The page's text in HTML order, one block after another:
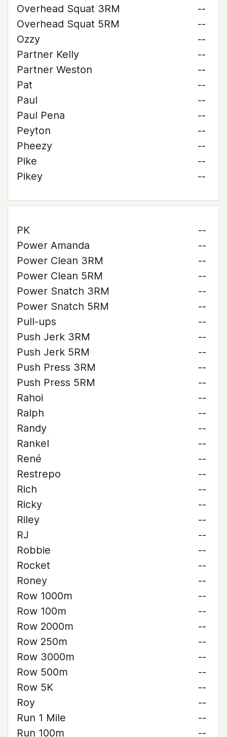
Overhead Squat 3RM
--
Overhead Squat 5RM
--
Ozzy
--
Partner Kelly
--
Partner Weston
--
Pat
--
Paul
--
Paul Pena
--
Peyton
--
Pheezy
--
Pike
--
Pikey
--
PK
--
Power Amanda
--
Power Clean 3RM
--
Power Clean 5RM
--
Power Snatch 3RM
--
Power Snatch 5RM
--
Pull-ups
--
Push Jerk 3RM
--
Push Jerk 5RM
--
Push Press 3RM
--
Push Press 5RM
--
Rahoi
--
Ralph
--
Randy
--
Rankel
--
René
--
Restrepo
--
Rich
--
Ricky
--
Riley
--
RJ
--
Robbie
--
Rocket
--
Roney
--
Row 1000m
--
Row 100m
--
Row 2000m
--
Row 250m
--
Row 3000m
--
Row 500m
--
Row 5K
--
Roy
--
Run 1 Mile
--
Run 100m
--